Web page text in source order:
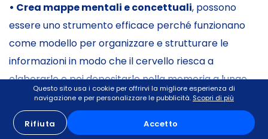
• Crea mappe mentali e concettuali, possono
essere uno strumento efficace perché funzionano
come modello per organizzare e strutturare le
informazioni in modo che il cervello riesca a
elaborarle e poi depositarle nella memoria a lungo
termine.
• Rivedi regolarmente: rivedi regolarmente i tuoi
Questo sito usa i cookie per offrirvi la migliore esperienza di
navigazione e per personalizzare le pubblicità. Scopri di più
Rifiuta Accetto